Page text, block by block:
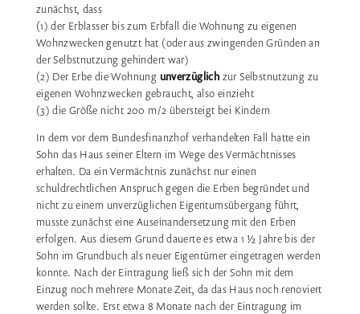
zunächst, dass
(1) der Erblasser bis zum Erbfall die Wohnung zu eigenen
Wohnzwecken genutzt hat (oder aus zwingenden Gründen an
der Selbstnutzung gehindert war)
(2) Der Erbe die Wohnung unverzüglich zur Selbstnutzung zu
eigenen Wohnzwecken gebraucht, also einzieht
(3) die Größe nicht 200 m/2 übersteigt bei Kindern
In dem vor dem Bundesfinanzhof verhandelten Fall hatte ein
Sohn das Haus seiner Eltern im Wege des Vermächtnisses
erhalten. Da ein Vermächtnis zunächst nur einen
schuldrechtlichen Anspruch gegen die Erben begründet und
nicht zu einem unverzüglichen Eigentumsübergang führt,
musste zunächst eine Auseinandersetzung mit den Erben
erfolgen. Aus diesem Grund dauerte es etwa 1 ½ Jahre bis der
Sohn im Grundbuch als neuer Eigentümer eingetragen werden
konnte. Nach der Eintragung ließ sich der Sohn mit dem
Einzug noch mehrere Monate Zeit, da das Haus noch renoviert
werden sollte. Erst etwa 8 Monate nach der Eintragung im